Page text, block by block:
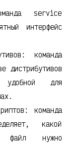
service
интерфейс
команда
дистрибутивов
для
команда
какой
файл нужно